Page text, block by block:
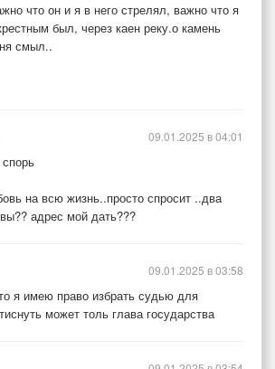
что он и я в него стрелял, важно что я
был, через каен реку.о камень
смыл..
на всю жизнь..просто спросит ..два
адрес мой дать???
09.01.2025 в 04:01
я имею право избрать судью для
может толь глава государства
09.01.2025 в 03:58